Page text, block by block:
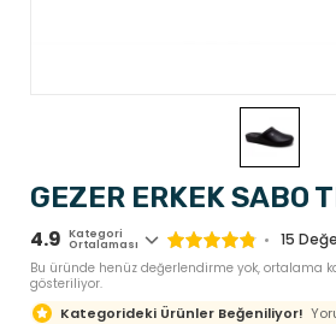
GEZER ERKEK SABO
4.9 Kategori
Ortalaması 15
Bu üründe henüz değerlendirme yok, ortalama
gösteriliyor.
Kategorideki Ürünler Beğeniliyor!